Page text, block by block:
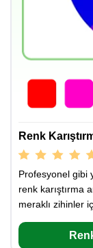
Renk
Profesyonel gibi
renk karıştırma
meraklı zihinler